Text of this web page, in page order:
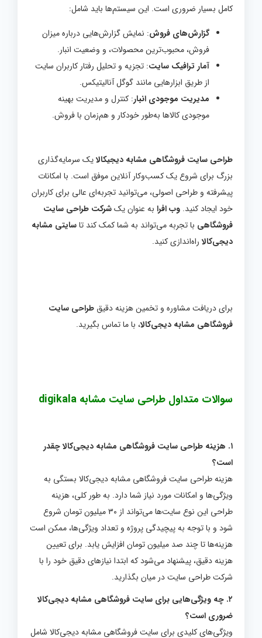
کامل بسیار ضروری است. این سیستم‌ها باید شامل:
گزارش‌های فروش: نمایش گزارش‌هایی درباره میزان
فروش، محبوب‌ترین محصولات، و وضعیت انبار.
آمار ترافیک سایت: تجزیه و تحلیل رفتار کاربران سایت
از طریق ابزارهایی مانند گوگل آنالیتیکس.
مدیریت موجودی انبار: کنترل و مدیریت بهینه
موجودی کالاها به‌طور خودکار و هم‌زمان با فروش.
طراحی سایت فروشگاهی مشابه دیجیکالایک سرمایه‌گذاری
بزرگ برای شروع یک کسب‌وکار آنلاین موفق است. با امکانات
پیشرفته و طراحی اصولی، می‌توانید تجربه‌ای عالی برای کاربران
خود ایجاد کنید. وب افرا به عنوان یکشرکت طراحی سایت
فروشگاهی با تجربه می‌تواند به شما کمک کند تاسایتی مشابه
دیجی‌کالا راه‌اندازی کنید.
برای دریافت مشاوره و تخمین هزینه دقیق طراحی سایت
فروشگاهی مشابه دیجی‌کالا، با ما تماس بگیرید.
سوالات متداول طراحی سایت مشابه digikala
۱. هزینه طراحی سایت فروشگاهی مشابه دیجی‌کالا چقدر
است؟
هزینه طراحی سایت فروشگاهی مشابه دیجی‌کالا بستگی به
ویژگی‌ها و امکانات مورد نیاز شما دارد. به طور کلی، هزینه
طراحی این نوع سایت‌ها می‌تواند از ۳۰ میلیون تومان شروع
شود و با توجه به پیچیدگی پروژه و تعداد ویژگی‌ها، ممکن است
هزینه‌ها تا چند صد میلیون تومان افزایش یابد. برای تعیین
هزینه دقیق، پیشنهاد می‌شود که ابتدا نیازهای دقیق خود را با
شرکت طراحی سایت در میان بگذارید.
۲. چه ویژگی‌هایی برای سایت فروشگاهی مشابه دیجی‌کالا
ضروری است؟
ویژگی‌های کلیدی برای سایت فروشگاهی مشابه دیجی‌کالا شامل